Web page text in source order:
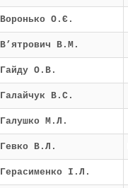
Воронько О.Є.
В’ятрович В.М.
Гайду О.В.
Галайчук В.С.
Галушко М.Л.
Гевко В.Л.
Герасименко І.Л.